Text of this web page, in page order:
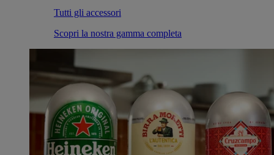
Tutti gli accessori
Scopri la nostra gamma completa